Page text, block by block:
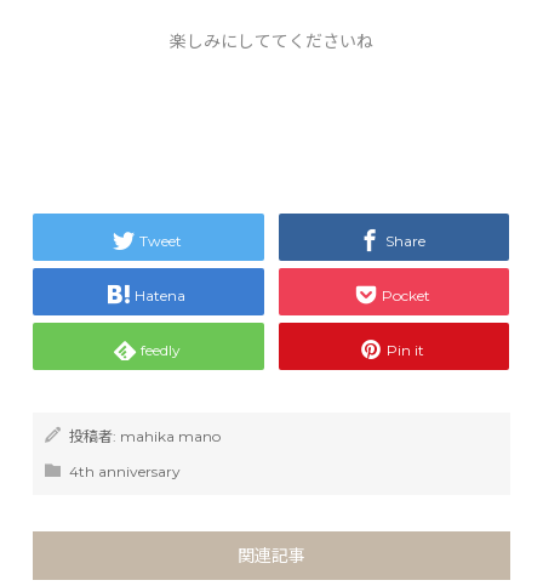
楽しみにしててくださいね
Tweet Share
Hatena Pocket
feedly Pin it
投稿者: mahika mano
4th anniversary
関連記事